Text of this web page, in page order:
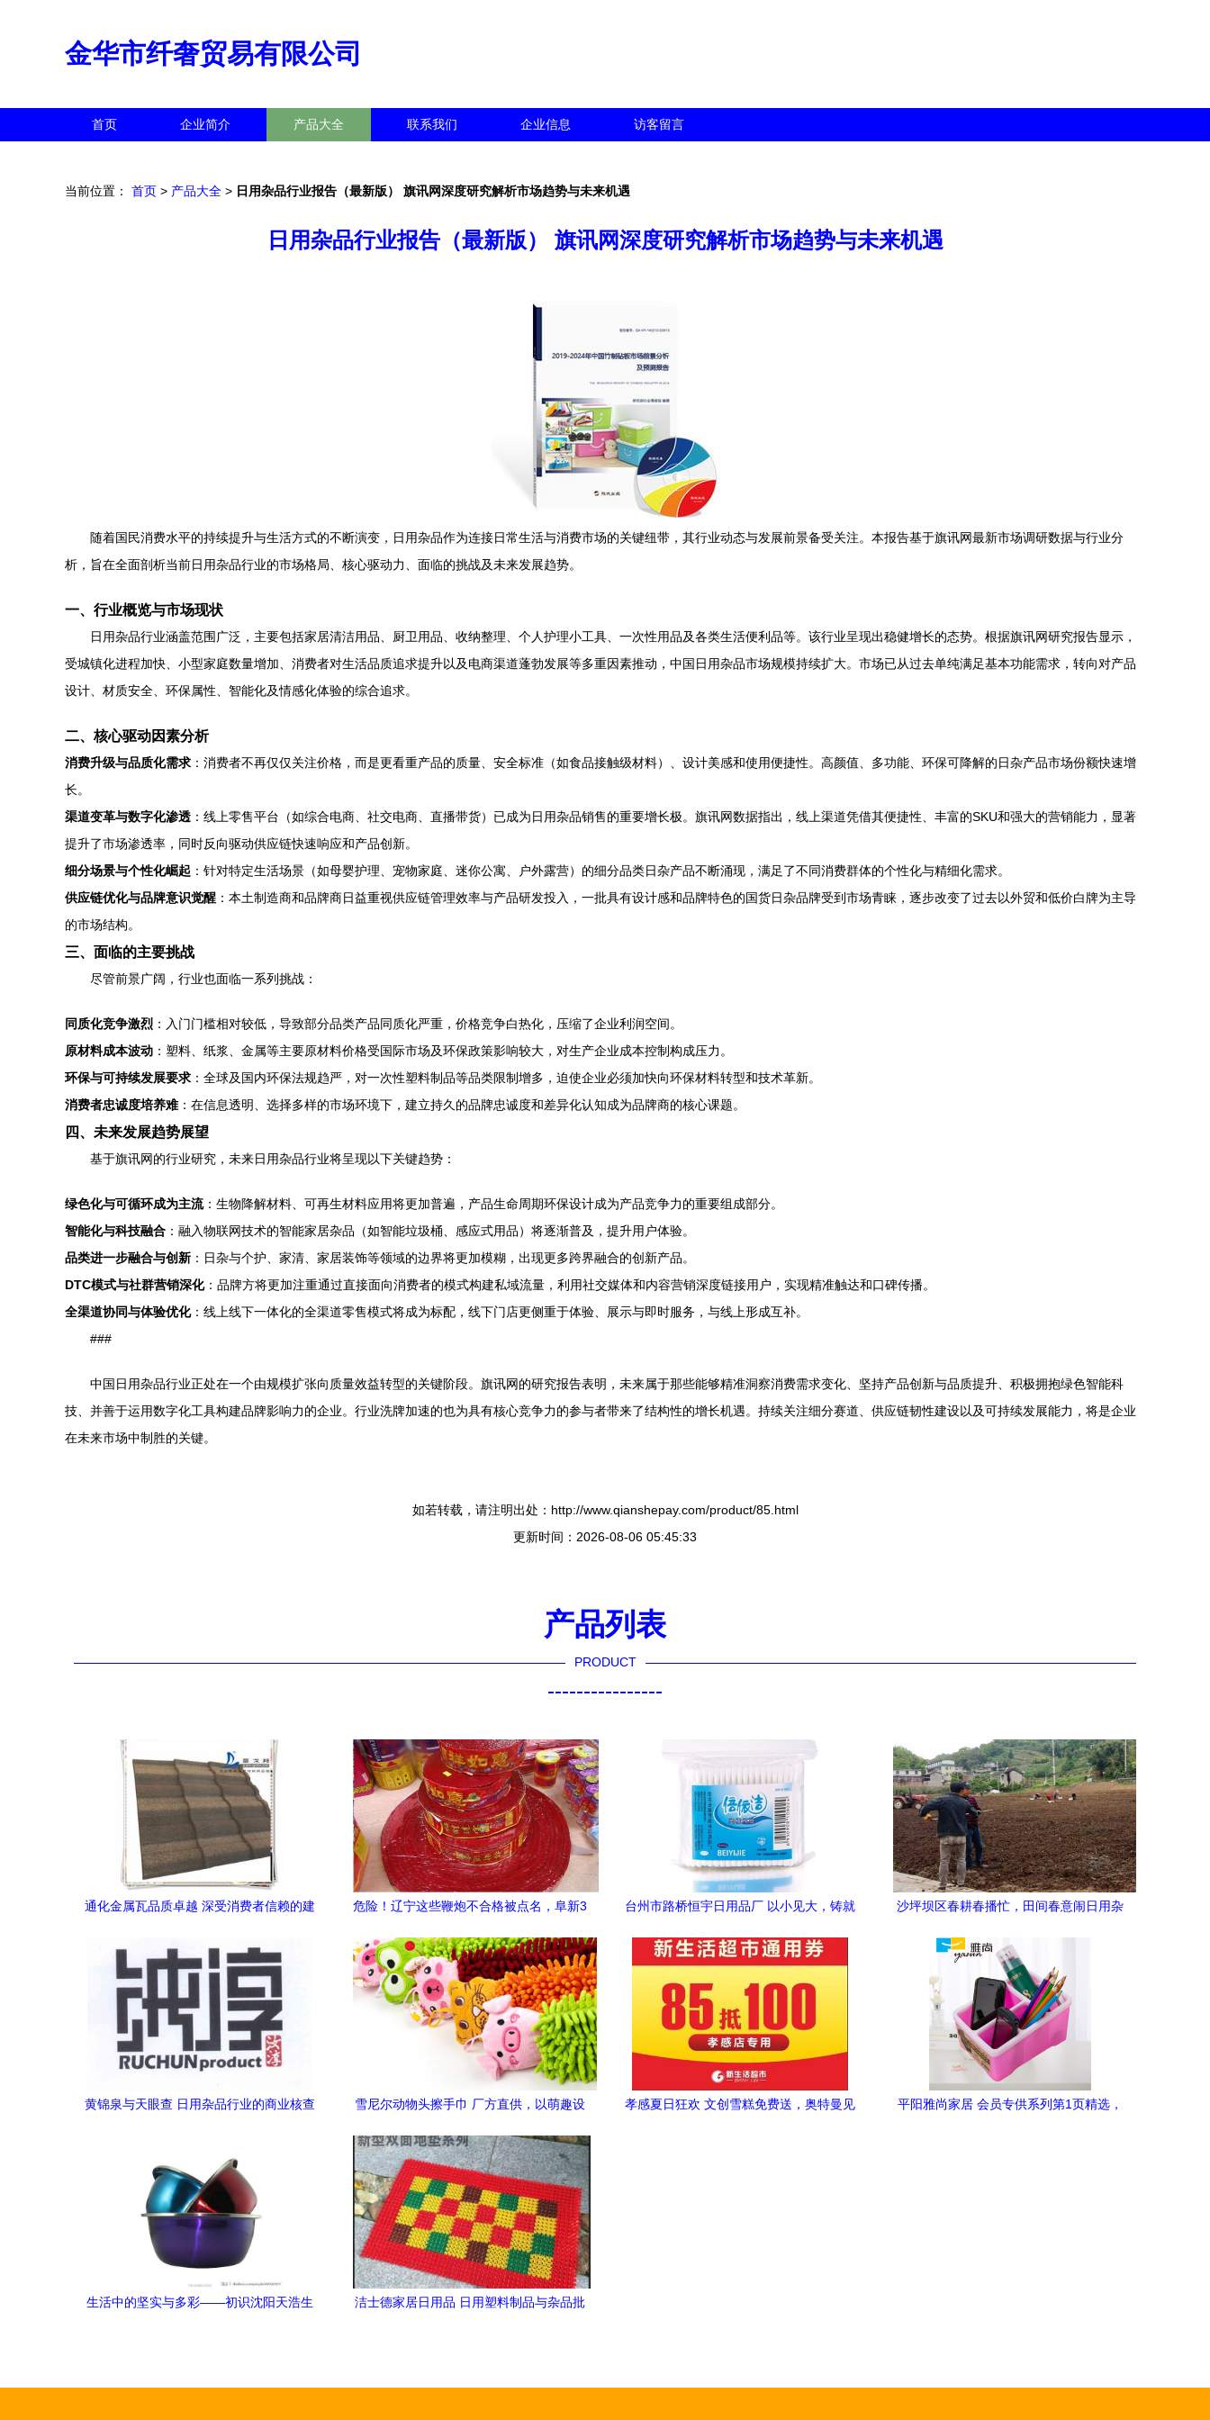
金华市纤奢贸易有限公司
首页 企业简介 产品大全 联系我们 企业信息 访客留言
当前位置： 首页 > 产品大全 > 日用杂品行业报告（最新版） 旗讯网深度研究解析市场趋势与未来机遇
日用杂品行业报告（最新版） 旗讯网深度研究解析市场趋势与未来机遇
随着国民消费水平的持续提升与生活方式的不断演变，日用杂品作为连接日常生活与消费市场的关键纽带，其行业动态与发展前景备受关注。本报告基于旗讯网最新市场调研数据与行业分
析，旨在全面剖析当前日用杂品行业的市场格局、核心驱动力、面临的挑战及未来发展趋势。
一、行业概览与市场现状
日用杂品行业涵盖范围广泛，主要包括家居清洁用品、厨卫用品、收纳整理、个人护理小工具、一次性用品及各类生活便利品等。该行业呈现出稳健增长的态势。根据旗讯网研究报告显示，
受城镇化进程加快、小型家庭数量增加、消费者对生活品质追求提升以及电商渠道蓬勃发展等多重因素推动，中国日用杂品市场规模持续扩大。市场已从过去单纯满足基本功能需求，转向对产品
设计、材质安全、环保属性、智能化及情感化体验的综合追求。
二、核心驱动因素分析
消费升级与品质化需求 ：消费者不再仅仅关注价格，而是更看重产品的质量、安全标准（如食品接触级材料）、设计美感和使用便捷性。高颜值、多功能、环保可降解的日杂产品市场份额快速增
长。
渠道变革与数字化渗透 ：线上零售平台（如综合电商、社交电商、直播带货）已成为日用杂品销售的重要增长极。旗讯网数据指出，线上渠道凭借其便捷性、丰富的SKU和强大的营销能力，显著
提升了市场渗透率，同时反向驱动供应链快速响应和产品创新。
细分场景与个性化崛起 ：针对特定生活场景（如母婴护理、宠物家庭、迷你公寓、户外露营）的细分品类日杂产品不断涌现，满足了不同消费群体的个性化与精细化需求。
供应链优化与品牌意识觉醒 ：本土制造商和品牌商日益重视供应链管理效率与产品研发投入，一批具有设计感和品牌特色的国货日杂品牌受到市场青睐，逐步改变了过去以外贸和低价白牌为主导
的市场结构。
三、面临的主要挑战
尽管前景广阔，行业也面临一系列挑战：
同质化竞争激烈 ：入门门槛相对较低，导致部分品类产品同质化严重，价格竞争白热化，压缩了企业利润空间。
原材料成本波动 ：塑料、纸浆、金属等主要原材料价格受国际市场及环保政策影响较大，对生产企业成本控制构成压力。
环保与可持续发展要求 ：全球及国内环保法规趋严，对一次性塑料制品等品类限制增多，迫使企业必须加快向环保材料转型和技术革新。
消费者忠诚度培养难：在信息透明、选择多样的市场环境下，建立持久的品牌忠诚度和差异化认知成为品牌商的核心课题。
四、未来发展趋势展望
基于旗讯网的行业研究，未来日用杂品行业将呈现以下关键趋势：
绿色化与可循环成为主流：生物降解材料、可再生材料应用将更加普遍，产品生命周期环保设计成为产品竞争力的重要组成部分。
智能化与科技融合 ：融入物联网技术的智能家居杂品（如智能垃圾桶、感应式用品）将逐渐普及，提升用户体验。
品类进一步融合与创新 ：日杂与个护、家清、家居装饰等领域的边界将更加模糊，出现更多跨界融合的创新产品。
DTC模式与社群营销深化：品牌方将更加注重通过直接面向消费者的模式构建私域流量，利用社交媒体和内容营销深度链接用户，实现精准触达和口碑传播。
全渠道协同与体验优化：线上线下一体化的全渠道零售模式将成为标配，线下门店更侧重于体验、展示与即时服务，与线上形成互补。
###
中国日用杂品行业正处在一个由规模扩张向质量效益转型的关键阶段。旗讯网的研究报告表明，未来属于那些能够精准洞察消费需求变化、坚持产品创新与品质提升、积极拥抱绿色智能科
技、并善于运用数字化工具构建品牌影响力的企业。行业洗牌加速的也为具有核心竞争力的参与者带来了结构性的增长机遇。持续关注细分赛道、供应链韧性建设以及可持续发展能力，将是企业
在未来市场中制胜的关键。
如若转载，请注明出处：http://www.qianshepay.com/product/85.html
更新时间：2026-08-06 05:45:33
产品列表
PRODUCT
----------------
通化金属瓦品质卓越 深受消费者信赖的建
危险！辽宁这些鞭炮不合格被点名，阜新3
台州市路桥恒宇日用品厂 以小见大，铸就
沙坪坝区春耕春播忙，田间春意闹日用杂
黄锦泉与天眼查 日用杂品行业的商业核查
雪尼尔动物头擦手巾 厂方直供，以萌趣设
孝感夏日狂欢 文创雪糕免费送，奥特曼见
平阳雅尚家居 会员专供系列第1页精选，
生活中的坚实与多彩——初识沈阳天浩生
洁士德家居日用品 日用塑料制品与杂品批